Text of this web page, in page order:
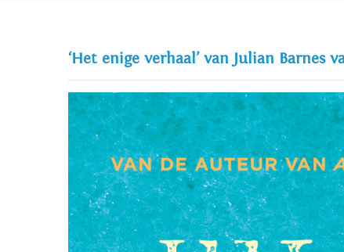
‘Het enige verhaal’ van Julian Barnes